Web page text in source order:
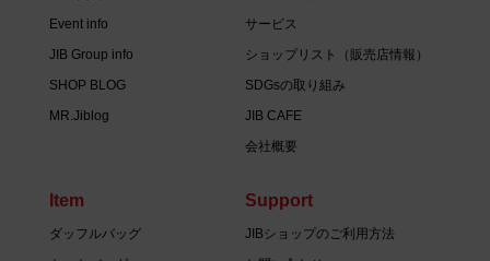
Event info
JIB Group info
SHOP BLOG
MR.Jiblog
サービス
ショップリスト（販売店情報）
SDGsの取り組み
JIB CAFE
会社概要
Item
ダッフルバッグ
Support
JIBショップのご利用方法